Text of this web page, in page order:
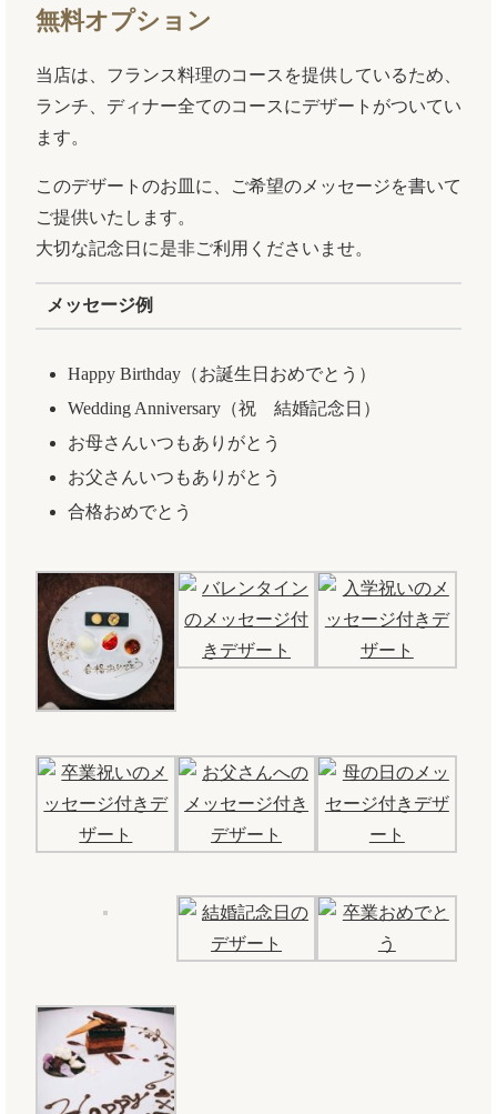
無料オプション
当店は、フランス料理のコースを提供しているため、
ランチ、ディナー全てのコースにデザートがついてい
ます。
このデザートのお皿に、ご希望のメッセージを書いて
ご提供いたします。
大切な記念日に是非ご利用くださいませ。
メッセージ例
Happy Birthday（お誕生日おめでとう）
Wedding Anniversary（祝 結婚記念日）
お母さんいつもありがとう
お父さんいつもありがとう
合格おめでとう